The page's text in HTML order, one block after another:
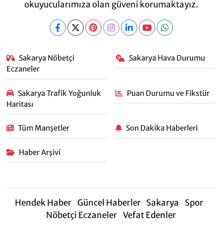
okuyucularımıza olan güveni korumaktayız.
Sakarya Nöbetçi
Eczaneler
Sakarya Hava Durumu
Sakarya Trafik Yoğunluk
Haritası
Puan Durumu ve Fikstür
Tüm Manşetler Son Dakika Haberleri
Haber Arşivi
Hendek Haber Güncel Haberler Sakarya
Spor
Nöbetçi Eczaneler Vefat Edenler